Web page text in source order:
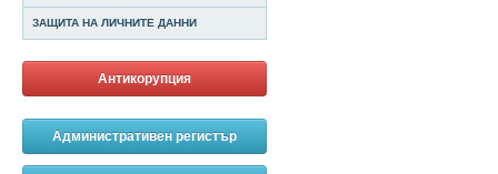
ЗАЩИТА НА ЛИЧНИТЕ ДАННИ
Антикорупция
Административен регистър